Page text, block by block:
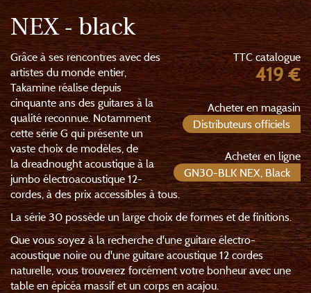
NEX - black
TTC catalogue
419 €
Acheter en magasin
Distributeurs officiels
Acheter en ligne
GN30-BLK NEX, Black
Grâce à ses rencontres avec des
artistes du monde entier,
Takamine réalise depuis
cinquante ans des guitares à la
qualité reconnue. Notamment
cette série G qui présente un
vaste choix de modèles, de
la dreadnought acoustique à la
jumbo électroacoustique 12-
cordes, à des prix accessibles à tous.
La série 30 possède un large choix de formes et de finitions.
Que vous soyez à la recherche d'une guitare électro-
acoustique noire ou d'une guitare acoustique 12 cordes
naturelle, vous trouverez forcément votre bonheur avec une
table en épicéa massif et un corps en acajou.